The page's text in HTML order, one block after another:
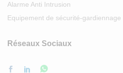
Alarme Anti Intrusion
Equipement de sécurité-gardiennage
Réseaux Sociaux